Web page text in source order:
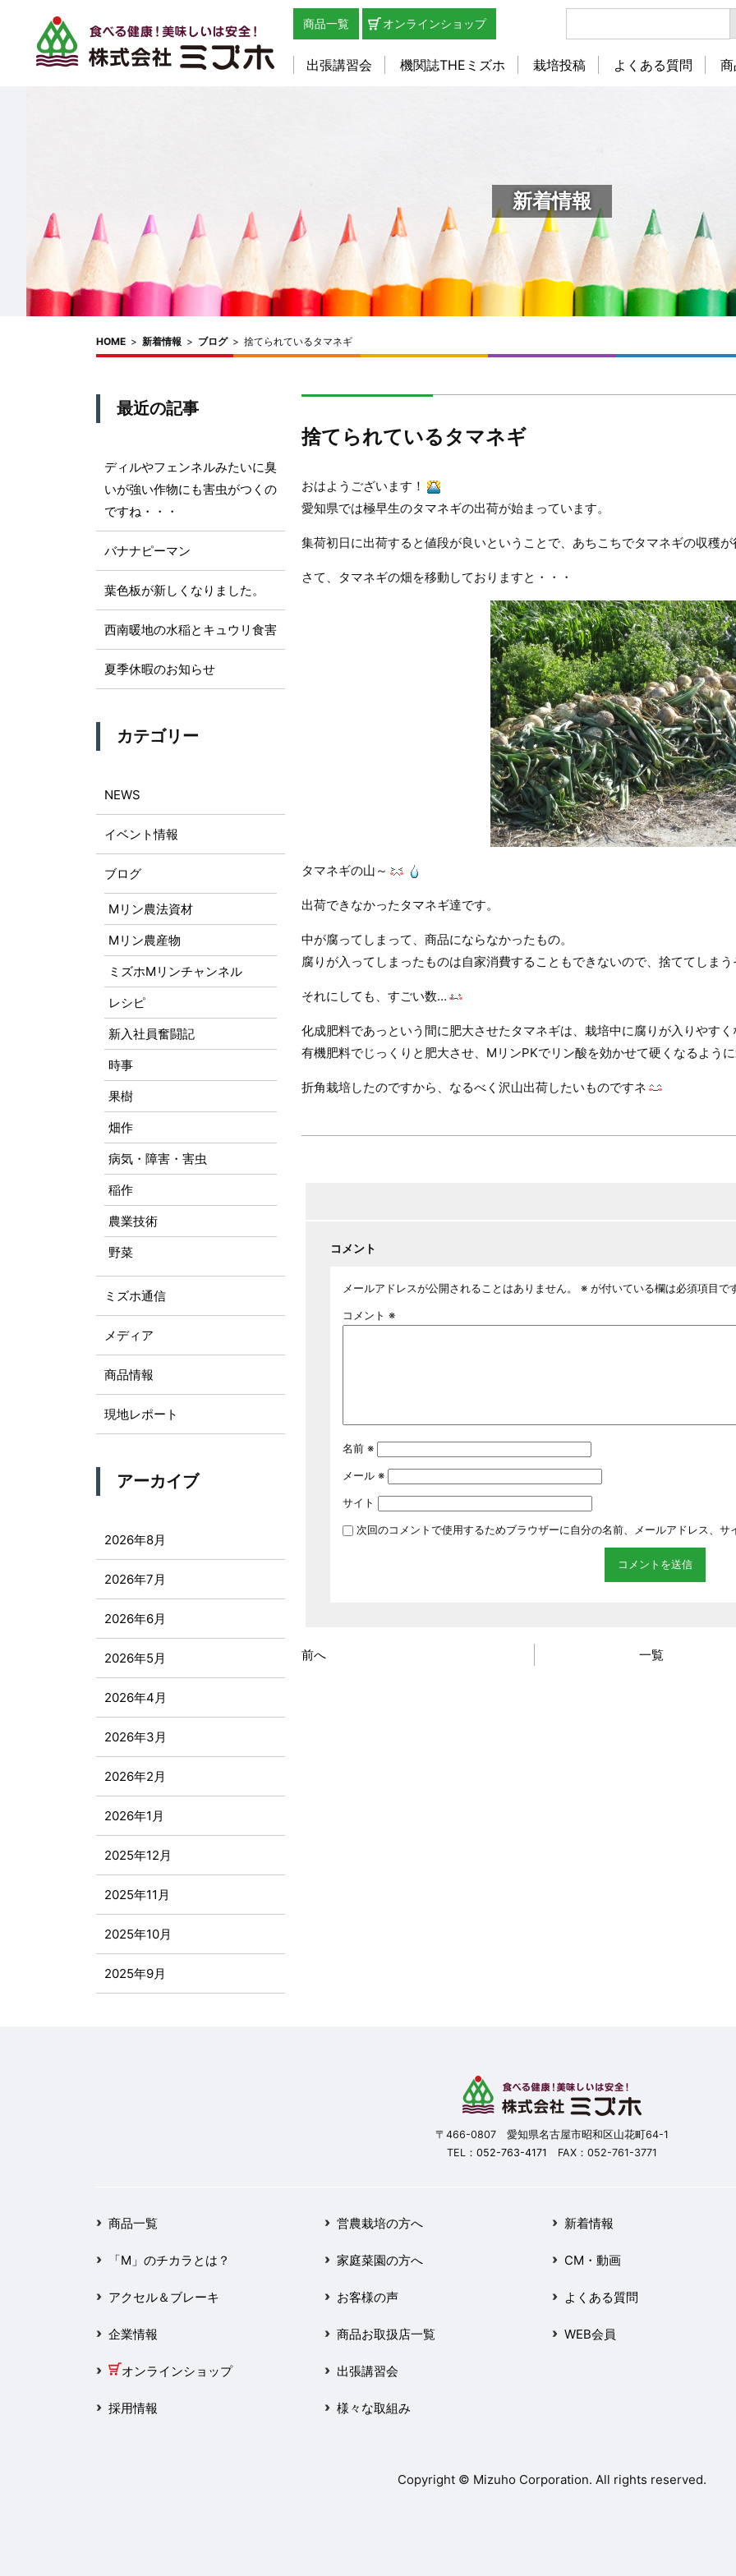
商品一覧 オンラインショップ
出張講習会 機関誌THEミズホ 栽培投稿 よくある質問
新着情報
HOME > 新着情報 > ブログ> 捨てられているタマネギ
捨てられているタマネギ
おはようございます！
愛知県では極早生のタマネギの出荷が始まっています。
集荷初日に出荷すると値段が良いということで、あちこちでタマネギの収穫が
さて、タマネギの畑を移動しておりますと・・・
タマネギの山～
出荷できなかったタマネギ達です。
中が腐ってしまって、商品にならなかったもの。
腐りが入ってしまったものは自家消費することもできないので、捨ててしまう
それにしても、すごい数…
化成肥料であっという間に肥大させたタマネギは、栽培中に腐りが入りやすく
有機肥料でじっくりと肥大させ、MリンPKでリン酸を効かせて硬くなるよう
折角栽培したのですから、なるべく沢山出荷したいものですネ
コメント
メールアドレスが公開されることはありません。 ※ が付いている欄は必須項目で
コメント ※
名前 ※
メール ※
サイト
次回のコメントで使用するためブラウザーに自分の名前、メールアドレス、サ
前へ 一覧
最近の記事
ディルやフェンネルみたいに臭
いが強い作物にも害虫がつくの
ですね・・・
バナナピーマン
葉色板が新しくなりました。
西南暖地の水稲とキュウリ食害
夏季休暇のお知らせ
カテゴリー
NEWS
イベント情報
ブログ
Mリン農法資材
Mリン農産物
ミズホMリンチャンネル
レシピ
新入社員奮闘記
時事
果樹
畑作
病気・障害・害虫
稲作
農業技術
野菜
ミズホ通信
メディア
商品情報
現地レポート
アーカイブ
2026年8月
2026年7月
2026年6月
2026年5月
2026年4月
2026年3月
2026年2月
2026年1月
2025年12月
2025年11月
2025年10月
2025年9月
2025年1月
2024年12月
2024年11月
2024年10月
〒466-0807 愛知県名古屋市昭和区山花町64-1
TEL： 052-763-4171 FAX：052-761-3771
商品一覧
「M」のチカラとは？
アクセル＆ブレーキ
企業情報
オンラインショップ
採用情報
営農栽培の方へ
家庭菜園の方へ
お客様の声
商品お取扱店一覧
出張講習会
様々な取組み
新着情報
CM・動画
よくある質問
WEB会員
Copyright © Mizuho Corporation. All rights reserved.